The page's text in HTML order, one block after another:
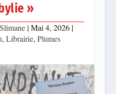
»
|Mai 4, 2026 |
, Librairie, Plumes